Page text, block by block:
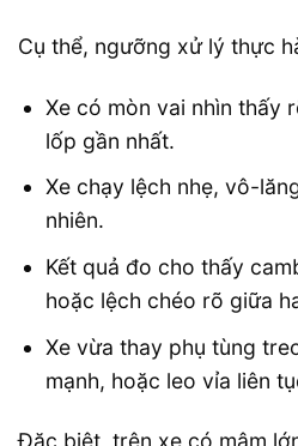
Cụ thể, ngưỡng xử lý thực
Xe có mòn vai nhìn thấy
lốp gần nhất.
Xe chạy lệch nhẹ, vô-
nhiên.
Kết quả đo cho thấy
hoặc lệch chéo rõ giữa
Xe vừa thay phụ tùng
mạnh, hoặc leo vỉa liên